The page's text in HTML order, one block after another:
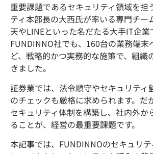
重要課題であるセキュリティ領域を担
ティ本部長の大西氏が率いる専門チー
天やLINEといった名だたる大手IT企業
FUNDINNO社でも、160台の業務端末
ど、戦略的かつ実務的な施策で、組織
きました。
証券業では、法令順守やセキュリティ
のチェックも厳格に求められます。だ
セキュリティ体制を構築し、社内外か
ることが、経営の最重要課題です。
本記事では、FUNDINNOのセキュリ